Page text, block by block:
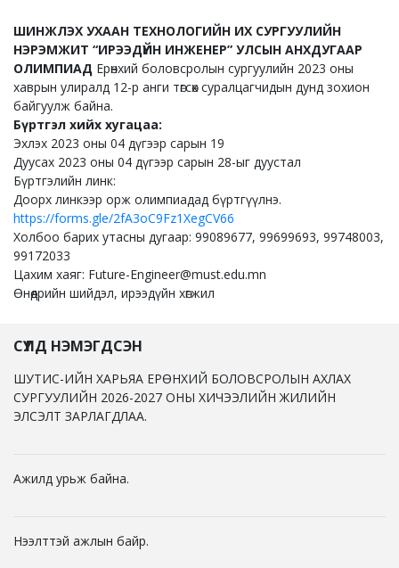
ШИНЖЛЭХ УХААН ТЕХНОЛОГИЙН ИХ СУРГУУЛИЙН
НЭРЭМЖИТ “ИРЭЭДҮЙН ИНЖЕНЕР” УЛСЫН АНХДУГААР
ОЛИМПИАД Ерөнхий боловсролын сургуулийн 2023 оны
хаврын улиралд 12-р анги төгсөх суралцагчидын дунд зохион
байгуулж байна.
Бүртгэл хийх хугацаа:
Эхлэх 2023 оны 04 дүгээр сарын 19
Дуусах 2023 оны 04 дүгээр сарын 28-ыг дуустал
Бүртгэлийн линк:
Доорх линкээр орж олимпиадад бүртгүүлнэ.
https://forms.gle/2fA3oC9Fz1XegCV66
Холбоо барих утасны дугаар: 99089677, 99699693, 99748003,
99172033
Цахим хаяг: Future-Engineer@must.edu.mn
Өнөөдрийн шийдэл, ирээдүйн хөгжил
СҮҮЛД НЭМЭГДСЭН
ШУТИС-ИЙН ХАРЬЯА ЕРӨНХИЙ БОЛОВСРОЛЫН АХЛАХ
СУРГУУЛИЙН 2026-2027 ОНЫ ХИЧЭЭЛИЙН ЖИЛИЙН
ЭЛСЭЛТ ЗАРЛАГДЛАА.
Ажилд урьж байна.
Нээлттэй ажлын байр.